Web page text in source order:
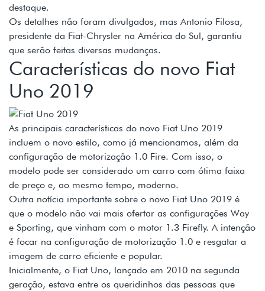
destaque.
Os detalhes não foram divulgados, mas Antonio Filosa,
presidente da Fiat-Chrysler na América do Sul, garantiu
que serão feitas diversas mudanças.
Características do novo Fiat
Uno 2019
As principais características do novo Fiat Uno 2019
incluem o novo estilo, como já mencionamos, além da
configuração de motorização 1.0 Fire. Com isso, o
modelo pode ser considerado um carro com ótima faixa
de preço e, ao mesmo tempo, moderno.
Outra notícia importante sobre o novo Fiat Uno 2019 é
que o modelo não vai mais ofertar as configurações Way
e Sporting, que vinham com o motor 1.3 Firefly. A intenção
é focar na configuração de motorização 1.0 e resgatar a
imagem de carro eficiente e popular.
Inicialmente, o Fiat Uno, lançado em 2010 na segunda
geração, estava entre os queridinhos das pessoas que